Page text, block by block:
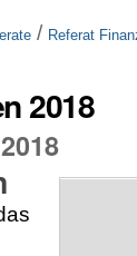
/ Referat
2018